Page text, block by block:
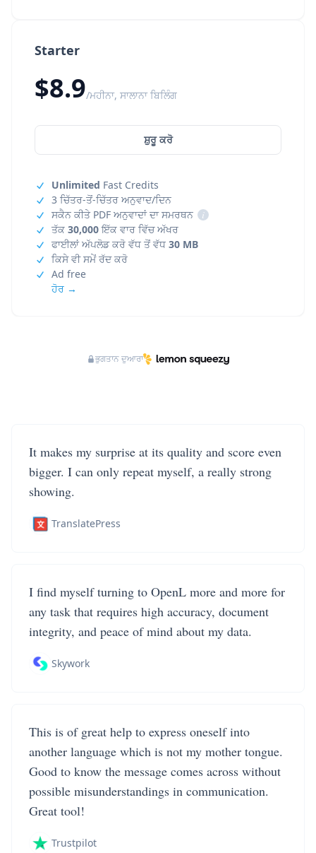
Starter
$8.9/ਮਹੀਨਾ, ਸਾਲਾਨਾ ਬਿਲਿੰਗ
ਸ਼ੁਰੂ ਕਰੋ
Unlimited Fast Credits
3 ਚਿੱਤਰ-ਤੋਂ-ਚਿੱਤਰ ਅਨੁਵਾਦ/ਦਿਨ
ਸਕੈਨ ਕੀਤੇ PDF ਅਨੁਵਾਦਾਂ ਦਾ ਸਮਰਥਨ
i
ਤੱਕ 30,000ਇੱਕ ਵਾਰ ਵਿੱਚ ਅੱਖਰ
ਫਾਈਲਾਂ ਅੱਪਲੋਡ ਕਰੋ ਵੱਧ ਤੋਂ ਵੱਧ 30 MB
ਕਿਸੇ ਵੀ ਸਮੇਂ ਰੱਦ ਕਰੋ
Ad free
ਹੋਰ →
ਭੁਗਤਾਨ ਦੁਆਰਾ
It makes my surprise at its quality and score even
bigger. I can only repeat myself, a really strong
showing.
TranslatePress
I find myself turning to OpenL more and more for
any task that requires high accuracy, document
integrity, and peace of mind about my data.
Skywork
This is of great help to express oneself into
another language which is not my mother tongue.
Good to know the message comes across without
possible misunderstandings in communication.
Great tool!
Trustpilot